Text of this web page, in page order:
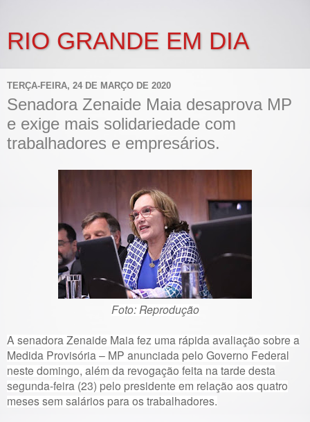
RIO GRANDE EM DIA
TERÇA-FEIRA, 24 DE MARÇO DE 2020
Senadora Zenaide Maia desaprova MP
e exige mais solidariedade com
trabalhadores e empresários.
Foto: Reprodução
A senadora Zenaide Maia fez uma rápida avaliação sobre a
Medida Provisória – MP anunciada pelo Governo Federal
neste domingo, além da revogação feita na tarde desta
segunda-feira (23) pelo presidente em relação aos quatro
meses sem salários para os trabalhadores.